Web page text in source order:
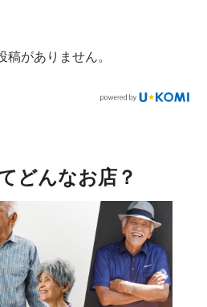
稿がありません。
どんなお店？